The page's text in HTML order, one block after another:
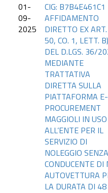
01-
09-
2025
CIG:
AFFIDAMENTO
DIRETTO EX ART.
50, CO. 1, LETT. B)
DEL D.LGS. 36/
MEDIANTE
TRATTATIVA
DIRETTA SULLA
PIATTAFORMA E-
PROCUREMENT
MAGGIOLI IN USO
ALL’ENTE PER IL
SERVIZIO DI
NOLEGGIO SENZA
CONDUCENTE DI
AUTOVETTURA
LA DURATA DI 48